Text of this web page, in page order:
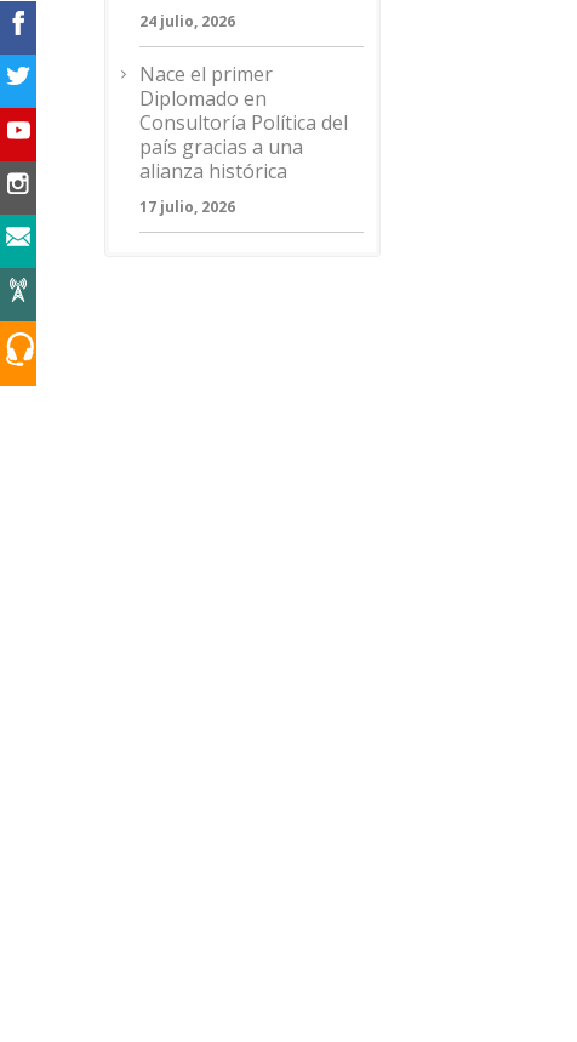
24 julio, 2026
Nace el primer
Diplomado en
Consultoría Política del
país gracias a una
alianza histórica
17 julio, 2026